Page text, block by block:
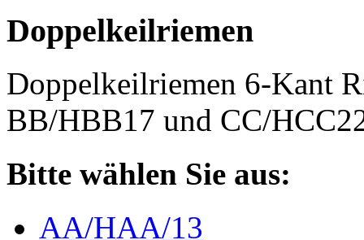
Doppelkeilriemen
Doppelkeilriemen 6-Kant
BB/HBB17 und CC/
Bitte wählen Sie aus:
AA/HAA/13